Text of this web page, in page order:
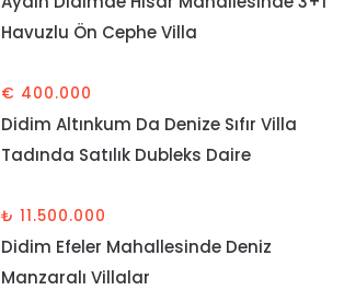
Havuzlu Ön Cephe Villa
€ 400.000
Didim Altınkum Da Denize Sıfır Villa
Tadında Satılık Dubleks Daire
₺ 11.500.000
Didim Efeler Mahallesinde Deniz
Manzaralı Villalar